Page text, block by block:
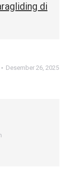
di
Desember 26, 2025